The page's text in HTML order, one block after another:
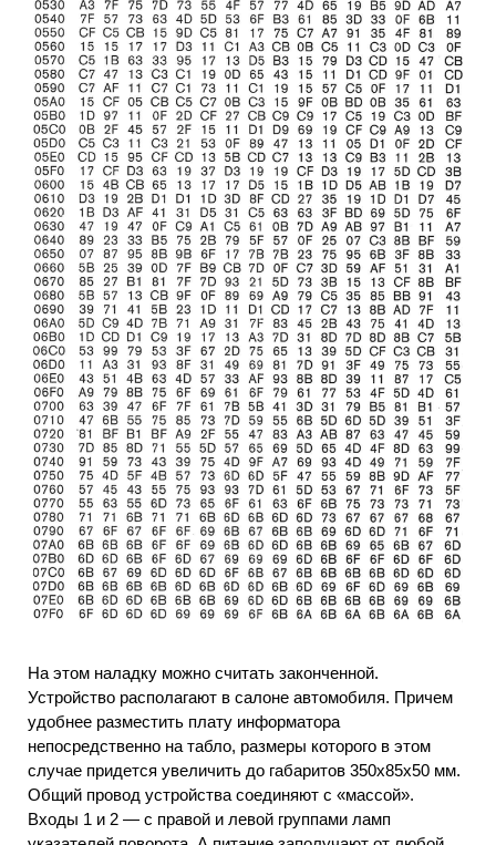
На этом наладку можно считать законченной.
Устройство располагают в салоне автомобиля. Причем
удобнее разместить плату информатора
непосредственно на табло, размеры которого в этом
случае придется увеличить до габаритов 350x85x50 мм.
Общий провод устройства соединяют с «массой».
Входы 1 и 2 — с правой и левой группами ламп